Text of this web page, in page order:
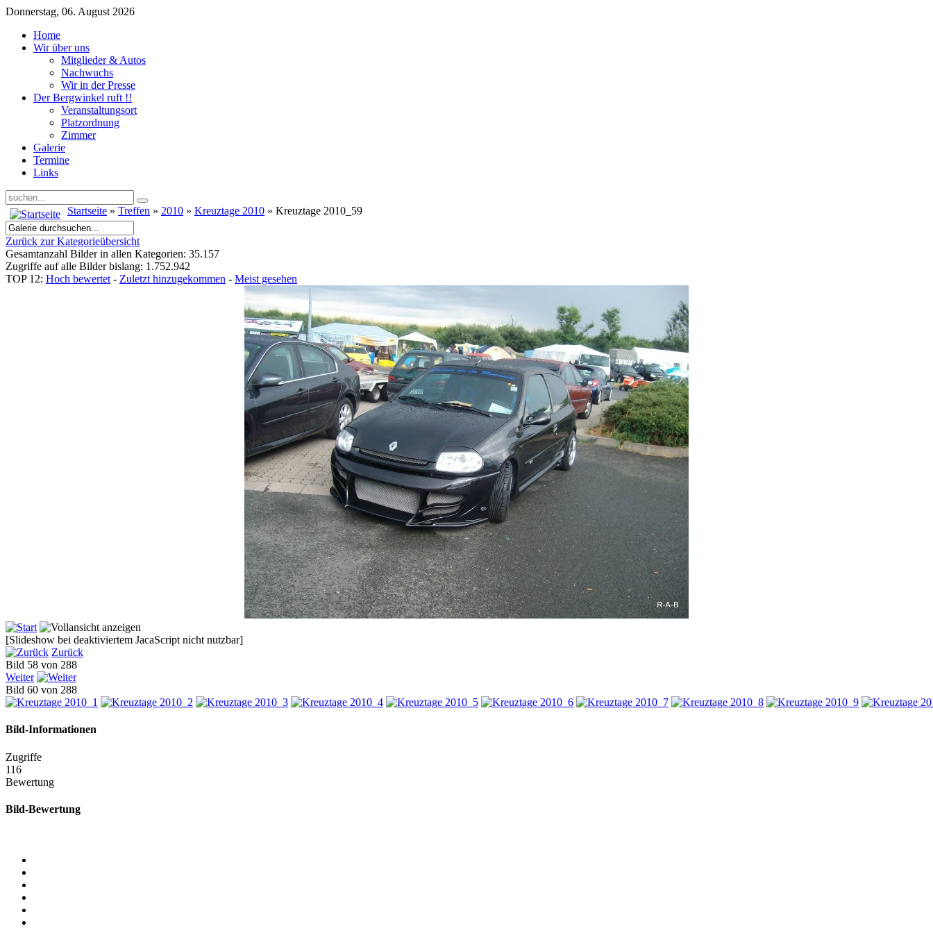
Donnerstag, 06. August 2026
Home
Wir über uns
Mitglieder & Autos
Nachwuchs
Wir in der Presse
Der Bergwinkel ruft !!
Veranstaltungsort
Platzordnung
Zimmer
Galerie
Termine
Links
Startseite » Treffen » 2010 » Kreuztage 2010 » Kreuztage 2010_59
Zurück zur Kategorieübersicht
Gesamtanzahl Bilder in allen Kategorien: 35.157
Zugriffe auf alle Bilder bislang: 1.752.942
TOP 12: Hoch bewertet - Zuletzt hinzugekommen - Meist gesehen
[Slideshow bei deaktiviertem JacaScript nicht nutzbar]
Zurück
Bild 58 von 288
Weiter
Bild 60 von 288
Bild-Informationen
Zugriffe
116
Bewertung
Bild-Bewertung